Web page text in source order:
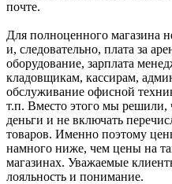
почте.
Для полноценного магазина
и, следовательно, плата за
оборудование, зарплата
кладовщикам, кассирам,
обслуживание офисной
т.п. Вместо этого мы решили,
деньги и не включать
товаров. Именно поэтому
намного ниже, чем цены на
магазинах. Уважаемые
лояльность и понимание.